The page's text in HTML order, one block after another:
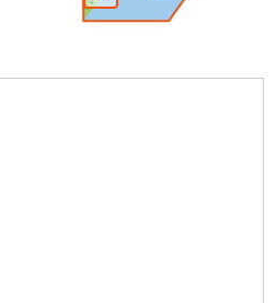
タ
浜
干